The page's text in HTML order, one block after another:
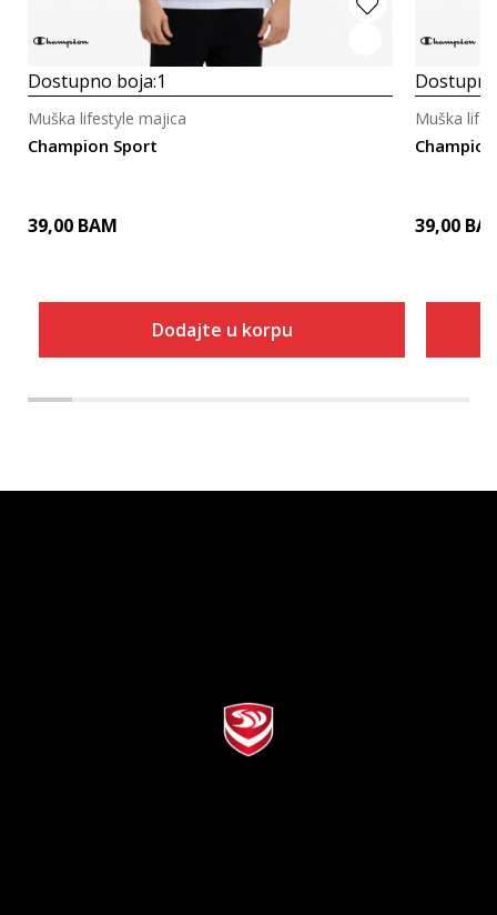
Dostupno boja:1
Champion Sport
Muška lifestyle majica
39,00 BAM
Dodajte u korpu
Muška
39,00